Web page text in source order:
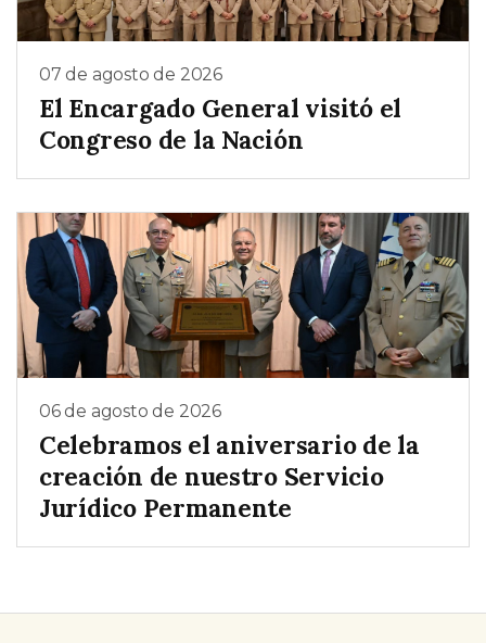
07 de agosto de 2026
El Encargado General visitó el
Congreso de la Nación
06 de agosto de 2026
Celebramos el aniversario de la
creación de nuestro Servicio
Jurídico Permanente